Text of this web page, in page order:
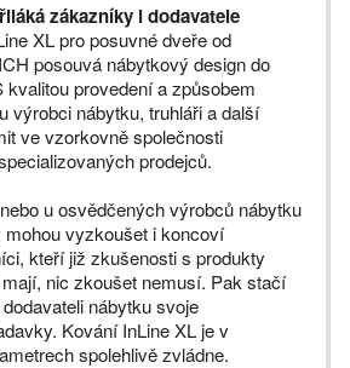
zákazníky i dodavatele
XL pro posuvné dveře od
posouvá nábytkový design do
provedení a způsobem
výrobci nábytku, truhláři a další
ve vzorkovně společnosti
prodejců.
u osvědčených výrobců nábytku
vyzkoušet i koncoví
kteří již zkušenosti s produkty
nic zkoušet nemusí. Pak stačí
nábytku svoje
Kování InLine XL je v
spolehlivě zvládne.